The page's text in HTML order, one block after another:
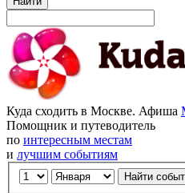
Куда сходить в Москве. Афиша
Помощник и путеводитель
по интересным местам
и лучшим событиям